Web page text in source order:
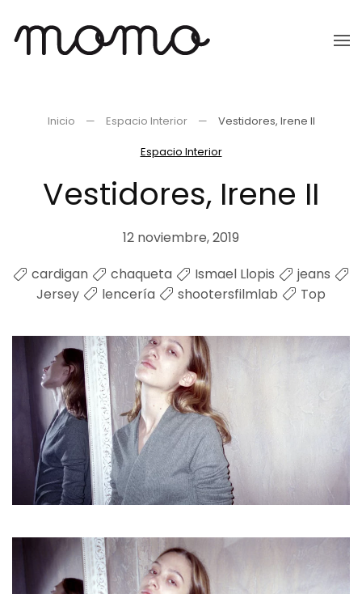
Ir
Inicio Espacio Interior
Vestidores, Irene II
Espacio Interior
Vestidores, Irene II
12 noviembre, 2019
cardigan
chaqueta Ismael Llopis
jeans
Jersey
lencería shootersfilmlab Top